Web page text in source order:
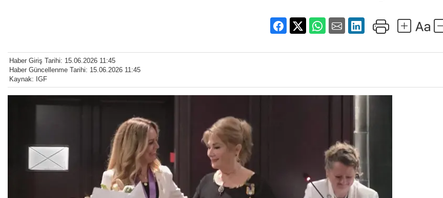
Haber Giriş Tarihi: 15.06.2026 11:45
Haber Güncellenme Tarihi: 15.06.2026 11:45
Kaynak: IGF